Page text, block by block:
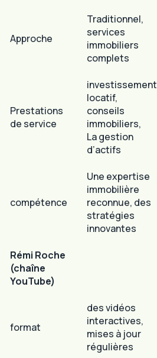
Approche
Traditionnel,
services
immobiliers
complets
Prestations
de service
investissement
locatif,
conseils
immobiliers,
La gestion
d’actifs
compétence
Une expertise
immobilière
reconnue, des
stratégies
innovantes
Rémi Roche
(chaîne
YouTube)
format
des vidéos
interactives,
mises à jour
régulières